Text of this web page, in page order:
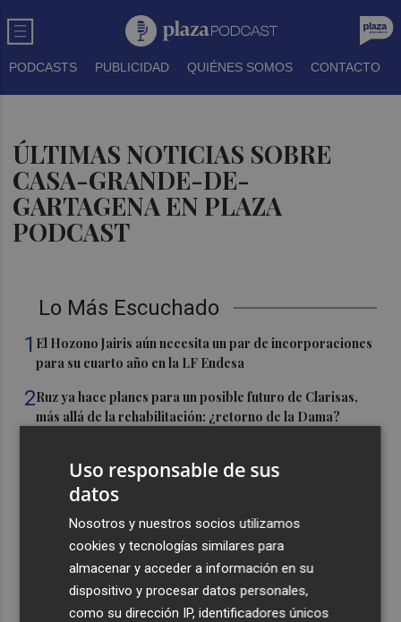
PODCASTS PUBLICIDAD QUIÉNES SOMOS CONTACTO
ÚLTIMAS NOTICIAS SOBRE
CASA-GRANDE-DE-
GARTAGENA EN PLAZA
PODCAST
Lo Más Escuchado
1 El Hozono Jairis aún necesita un par de incorporaciones
para su cuarto año en la LF Endesa
2Ruz ya hace planes para un posible futuro de Clarisas,
más allá de la rehabilitación: ¿retorno de la Dama?
PCUMH, prepara sus primeras alianzas con el sector
Castelló apuesta por convertir el eclipse en un referente
científico: recibirá a un gran equipo de expertos
El Villarreal anuncia a sus seis capitanes: Gerard
Moreno, Foyth, Comesaña, Ayoze, Cardona y Logan
Costa
Uso responsable de sus
datos
Nosotros y nuestros socios utilizamos
cookies y tecnologías similares para
almacenar y acceder a información en su
dispositivo y procesar datos personales,
como su dirección IP, identificadores únicos